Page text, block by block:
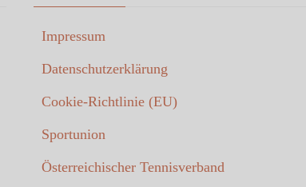
Impressum
Datenschutzerklärung
Cookie-Richtlinie (EU)
Sportunion
Österreichischer Tennisverband